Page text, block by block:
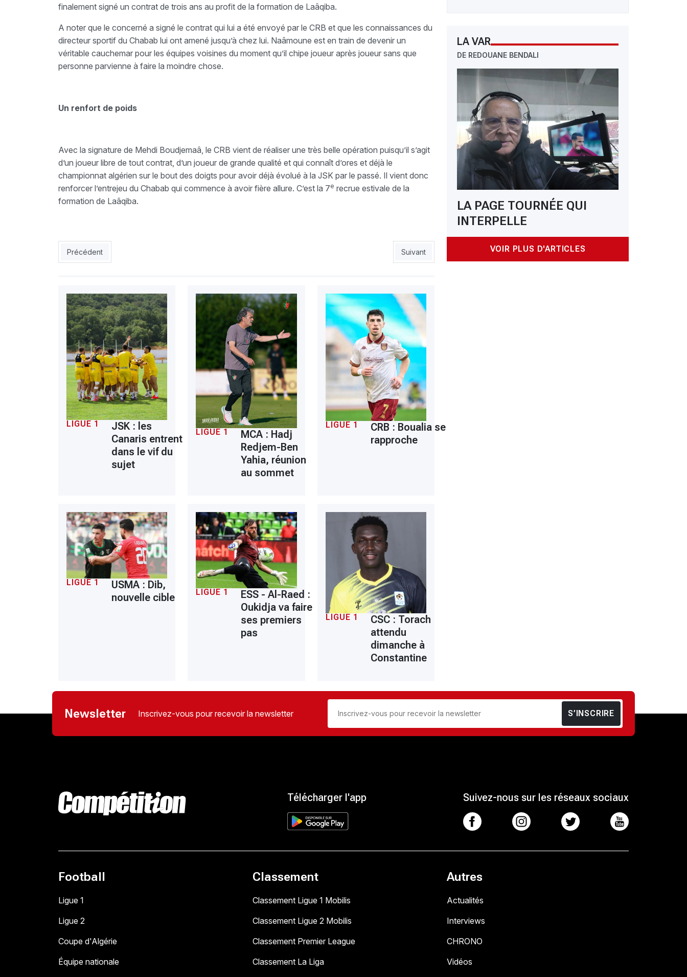
LA VAR
DE REDOUANE BENDALI
LA PAGE TOURNÉE QUI
INTERPELLE
VOIR PLUS D'ARTICLES
finalement signé un contrat de trois ans au profit de la formation de Laâqiba.
A noter que le concerné a signé le contrat qui lui a été envoyé par le CRB et que les connaissances du
directeur sportif du Chabab lui ont amené jusqu’à chez lui. Naâmoune est en train de devenir un
véritable cauchemar pour les équipes voisines du moment qu’il chipe joueur après joueur sans que
personne parvienne à faire la moindre chose.
Un renfort de poids
Avec la signature de Mehdi Boudjemaâ, le CRB vient de réaliser une très belle opération puisqu’il s’agit
d’un joueur libre de tout contrat, d’un joueur de grande qualité et qui connaît d’ores et déjà le
championnat algérien sur le bout des doigts pour avoir déjà évolué à la JSK par le passé. Il vient donc
renforcer l’entrejeu du Chabab qui commence à avoir fière allure. C’est la 7e recrue estivale de la
formation de Laâqiba.
Article précédent : Le MCA plonge dans le chaos
Précédent Article suivant : USMA : Deghmoum, une piste toujours d'actualité ?
Suivant
LIGUE 1
JSK : les
Canaris entrent
dans le vif du
sujet
LIGUE 1
MCA : Hadj
Redjem-Ben
Yahia, réunion
au sommet
LIGUE 1
CRB : Boualia se
rapproche
LIGUE 1
USMA : Dib,
nouvelle cible
LIGUE 1
ESS - Al-Raed :
Oukidja va faire
ses premiers
pas
LIGUE 1
CSC : Torach
attendu
dimanche à
Constantine
Newsletter Inscrivez-vous pour recevoir la newsletter S’INSCRIRE
Télécharger l'app Suivez-nous sur les réseaux sociaux
Football
Ligue 1
Ligue 2
Coupe d'Algérie
Équipe nationale
Classement
Classement Ligue 1 Mobilis
Classement Ligue 2 Mobilis
Classement Premier League
Classement La Liga
Autres
Actualités
Interviews
CHRONO
Vidéos